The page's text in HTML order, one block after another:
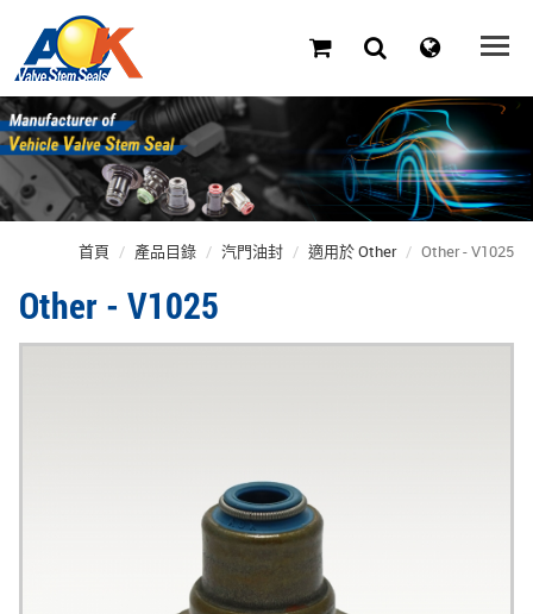
首頁 產品目錄 汽門油封 適用於 Other Other - V1025
Other - V1025